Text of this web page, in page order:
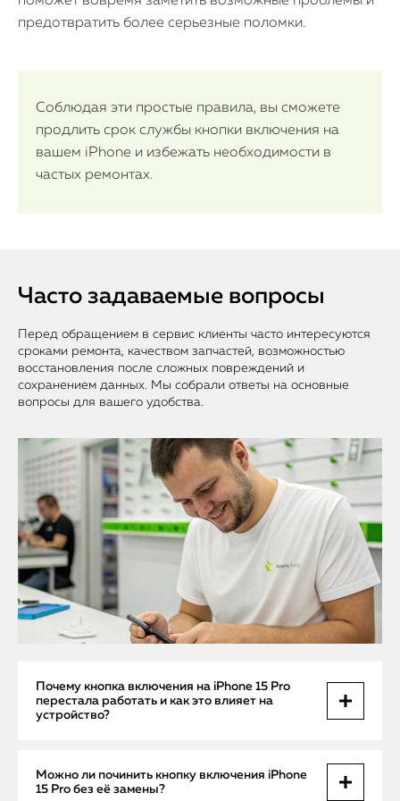
предотвратить более серьезные поломки.
Соблюдая эти простые правила, вы сможете
продлить срок службы кнопки включения на
вашем iPhone и избежать необходимости в
частых ремонтах.
Часто задаваемые вопросы
Перед обращением в сервис клиенты часто интересуются
сроками ремонта, качеством запчастей, возможностью
восстановления после сложных повреждений и
сохранением данных. Мы собрали ответы на основные
вопросы для вашего удобства.
Почему кнопка включения на iPhone 15 Pro
перестала работать и как это влияет на
устройство?
Кнопка включения (power button) — одна из ключевых
частей управления iPhone. Если она перестает
Можно ли починить кнопку включения iPhone
15 Pro без её замены?